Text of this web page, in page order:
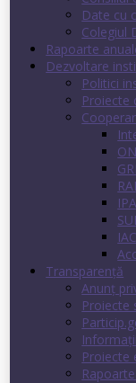
Date cu
Colegiul
Rapoarte
Dezvoltare
Politici
Proiecte
RAI
Transparenţă
Anunț
Proiecte
Proiecte